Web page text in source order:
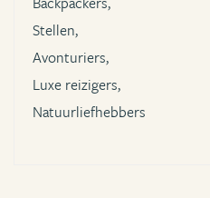
Stellen,
Avonturiers,
Luxe reizigers,
Natuurliefhebbers